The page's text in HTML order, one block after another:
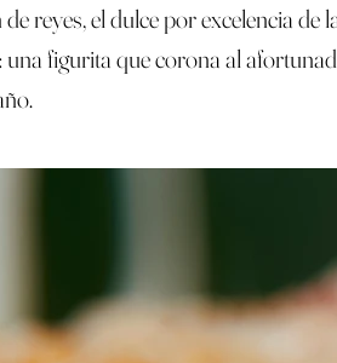
reyes, el dulce por excelencia
figurita que corona al